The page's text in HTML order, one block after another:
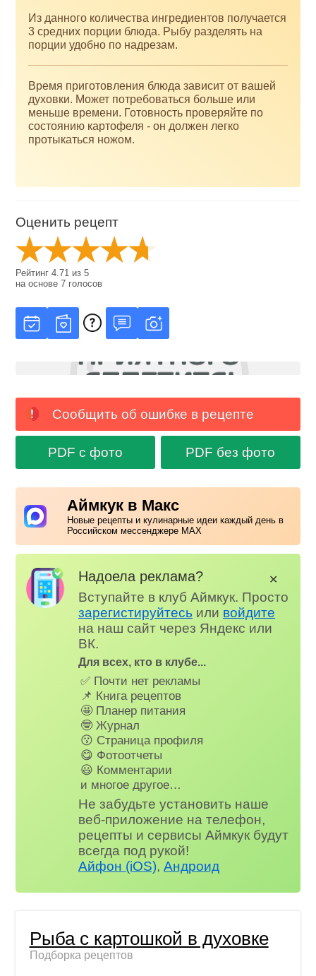
Из данного количества ингредиентов получается
3 средних порции блюда. Рыбу разделять на
порции удобно по надрезам.
Время приготовления блюда зависит от вашей
духовки. Может потребоваться больше или
меньше времени. Готовность проверяйте по
состоянию картофеля - он должен легко
протыкаться ножом.
Оценить рецепт
Рейтинг4.71 из5
на основе7 голосов
Сообщить об ошибке в рецепте
PDF с фото PDF без фото
Аймкук в Макс
Новые рецепты и кулинарные идеи каждый день в
Российском мессенджере MAX
Надоела реклама?
Вступайте в клуб Аймкук. Просто
зарегистируйтесь или войдите
на наш сайт через Яндекс или
ВК.
Для всех, кто в клубе...
✅ Почти нет рекламы
📌 Книга рецептов
🤩 Планер питания
🤓 Журнал
😗 Страница профиля
😋 Фотоотчеты
😃 Комментарии
и многое другое…
Не забудьте установить наше
веб-приложение на телефон,
рецепты и сервисы Аймкук будут
всегда под рукой!
Айфон (iOS),Андроид
✕
Рыба с картошкой в духовке
Подборка рецептов